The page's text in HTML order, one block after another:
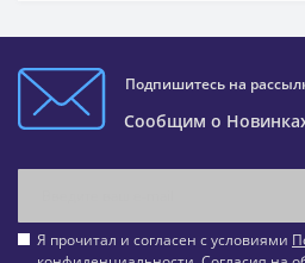
Подпишитесь на
Сообщим о
Я прочитал и согласен с условиями